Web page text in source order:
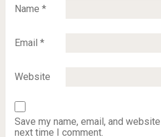
Name *
Email *
Website
Save my name, email, and
next time I comment.